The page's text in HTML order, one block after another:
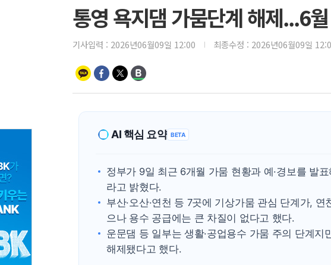
통영 욕지댐 가뭄단계 해제...6
기사입력 : 2026년06월09일 12:00 최종수정 : 2026년06월09일
AI 핵심 요약 BETA
정부가 9일 최근 6개월 가뭄 현황과 예·경보를 발
라고 밝혔다.
부산·오산·연천 등 7곳에 기상가뭄 관심 단계가,
으나 용수 공급에는 큰 차질이 없다고 했다.
운문댐 등 일부는 생활·공업용수 가뭄 주의 단계지
해제됐다고 했다.